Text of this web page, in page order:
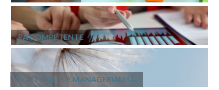
PA COMPETENTE
SOFT SKILLS E MANAGERIALITÀ